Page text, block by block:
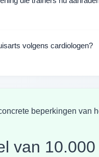
volgens cardiologen?
beperkingen van
van